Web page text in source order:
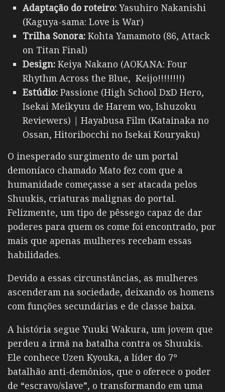
Adaptação do roteiro: Yasuhiro Nakanishi
(Kaguya-sama: Love is War)
Trilha Sonora: Kohta Yamamoto (86, Attack
on Titan Final)
Design: Keiya Nakano (AOKANA: Four
Rhythm Across the Blue, Keijo!!!!!!!!)
Estúdio: Passione (High School DxD Hero,
Isekai Meikyuu de Harem wo, Ishuzoku
Reviewers) | Hayabusa Film (Katainaka no
Ossan, Hitoribocchi no Isekai Kouryaku)
O inesperado surgimento de um portal
demoníaco chamado Mato fez com que a
humanidade começasse a ser atacada pelos
Shuukis, criaturas malignas do portal.
Felizmente, um tipo de pêssego capaz de dar
poderes para quem os come foi encontrado, por
mais que apenas mulheres recebam essas
habilidades.
Devido a essas circunstâncias, as mulheres
ascenderam na sociedade, deixando os homens
com funções secundárias e de classe baixa.
A história segue Yuuki Wakura, um jovem que
perdeu a irmã na batalha contra os Shuukis.
Ele conhece Uzen Kyouka, a líder do 7º
batalhão anti-demônios, que o oferece o poder
de “escravo/slave”, o transformando em uma